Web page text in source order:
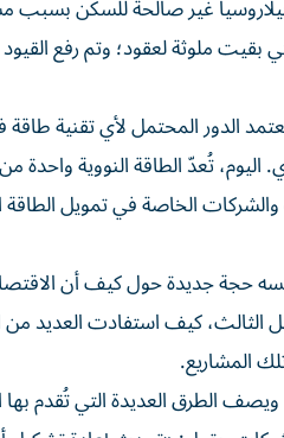
غير صالحة للسكن
بقيت ملوثة لعقود؛ وتم رفع
الدور المحتمل لأي تقنية
تُعدّ الطاقة النووية واحدة
والشركات الخاصة في تمويل الطاقة
حجة جديدة حول كيف أن
الثالث، كيف استفادت العديد
المشاريع.
الطرق العديدة التي تُقدم